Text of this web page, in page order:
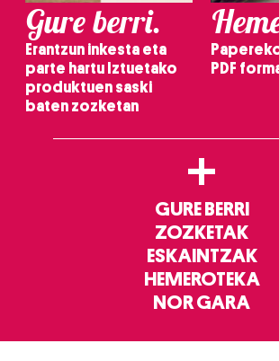
Gure berri.
Erantzun inkesta eta
parte hartu Iztuetako
produktuen saski
baten zozketan
PDF
+
GURE BERRI
ZOZKETAK
ESKAINTZAK
HEMEROTEKA
NOR GARA